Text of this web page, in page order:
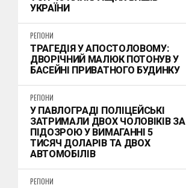
УКРАЇНИ
РЕГІОНИ
ТРАГЕДІЯ У АПОСТОЛОВОМУ:
ДВОРІЧНИЙ МАЛЮК ПОТОНУВ У
БАСЕЙНІ ПРИВАТНОГО БУДИНКУ
РЕГІОНИ
У ПАВЛОГРАДІ ПОЛІЦЕЙСЬКІ
ЗАТРИМАЛИ ДВОХ ЧОЛОВІКІВ ЗА
ПІДОЗРОЮ У ВИМАГАННІ 5
ТИСЯЧ ДОЛАРІВ ТА ДВОХ
АВТОМОБІЛІВ
РЕГІОНИ